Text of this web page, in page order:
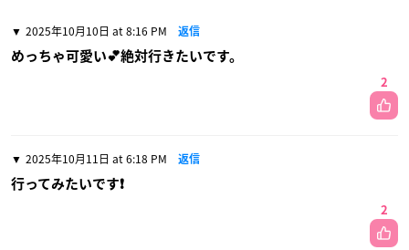
2025年10月10日 at 8:16 PM 返信
めっちゃ可愛い💕絶対行きたいです。
2
2025年10月11日 at 6:18 PM 返信
行ってみたいです❗
2